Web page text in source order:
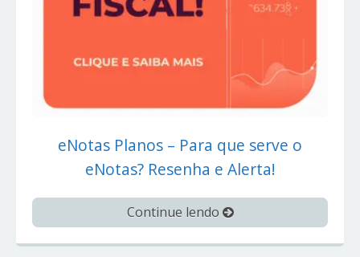
eNotas Planos – Para que serve o
eNotas? Resenha e Alerta!
Continue lendo